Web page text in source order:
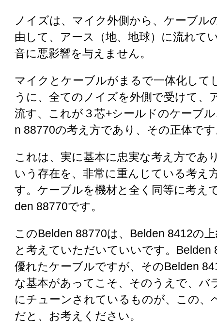
ノイズは、マイク外側から、ケーブル
由して、アース（地、地球）に流れて
音に悪影響を与えません。
マイクとケーブルがまるで一体化して
うに、全てのノイズを外側で受けて、
流す、これが３芯+シールドのケーブ
n 88770の考え方であり、その正体で
これは、実に基本に忠実な考え方であ
いう存在を、非常に重んじている考え
す。ケーブルを機材と全く同等に考え
den 88770です。
このBelden 88770は、Belden 8412の
と考えていただいていいです。Belden
優れたケーブルですが、そのBelden
な基本があってこそ、そのうえで、バ
にチューンされているものが、この、
だと、お考えください。